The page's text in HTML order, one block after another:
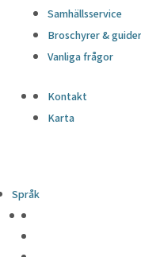
Samhällsservice
Broschyrer & guider
Vanliga frågor
Kontakt
Karta
Språk